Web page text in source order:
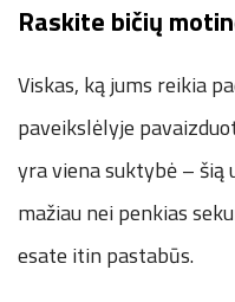
Raskite bičių
Viskas, ką jums reikia
paveikslėlyje
yra viena suktybė –
mažiau nei penkias
esate itin pastabūs.